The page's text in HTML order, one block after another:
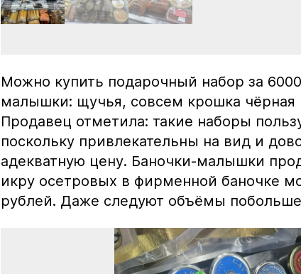
Можно купить подарочный набор за
малышки: щучья, совсем крошка чёрная
Продавец отметила: такие наборы
поскольку привлекательны на вид и
адекватную цену. Баночки-малышки
икру осетровых в фирменной баночке
рублей. Даже следуют объёмы